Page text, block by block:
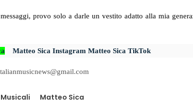
provo solo a darle un vestito adatto alla mia
Matteo Sica Instagram Matteo Sica TikTok
Matteo Sica